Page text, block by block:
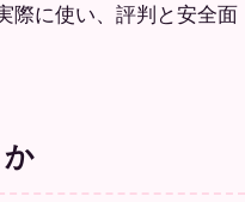
際に使い、評判と安全面